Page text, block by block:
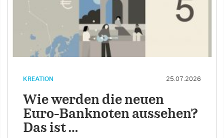
KREATION 25.07.2026
Wie werden die neuen
Euro-Banknoten aussehen?
Das ist …